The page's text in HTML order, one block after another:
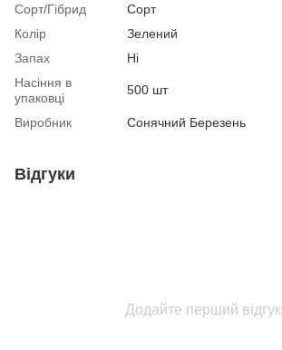
Сорт/Гібрид
Сорт
Колір
Зелений
Запах
Ні
Насіння в
упаковці
500 шт
Виробник Сонячний Березень
Відгуки
Додайте перший відгук